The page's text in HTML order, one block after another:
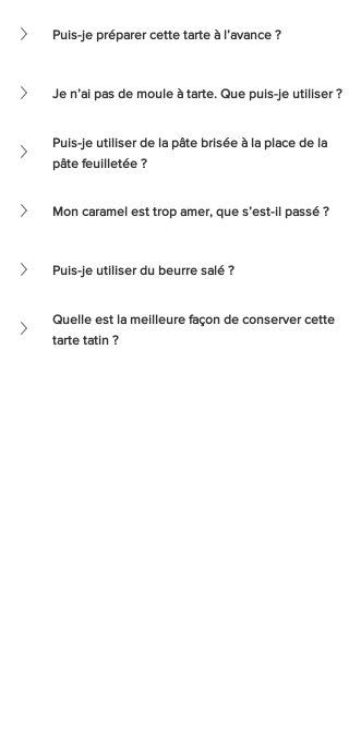
Puis-je préparer cette tarte à l’avance ?
Je n’ai pas de moule à tarte. Que puis-je utiliser ?
Puis-je utiliser de la pâte brisée à la place de la
pâte feuilletée ?
Mon caramel est trop amer, que s’est-il passé ?
Puis-je utiliser du beurre salé ?
Quelle est la meilleure façon de conserver cette
tarte tatin ?